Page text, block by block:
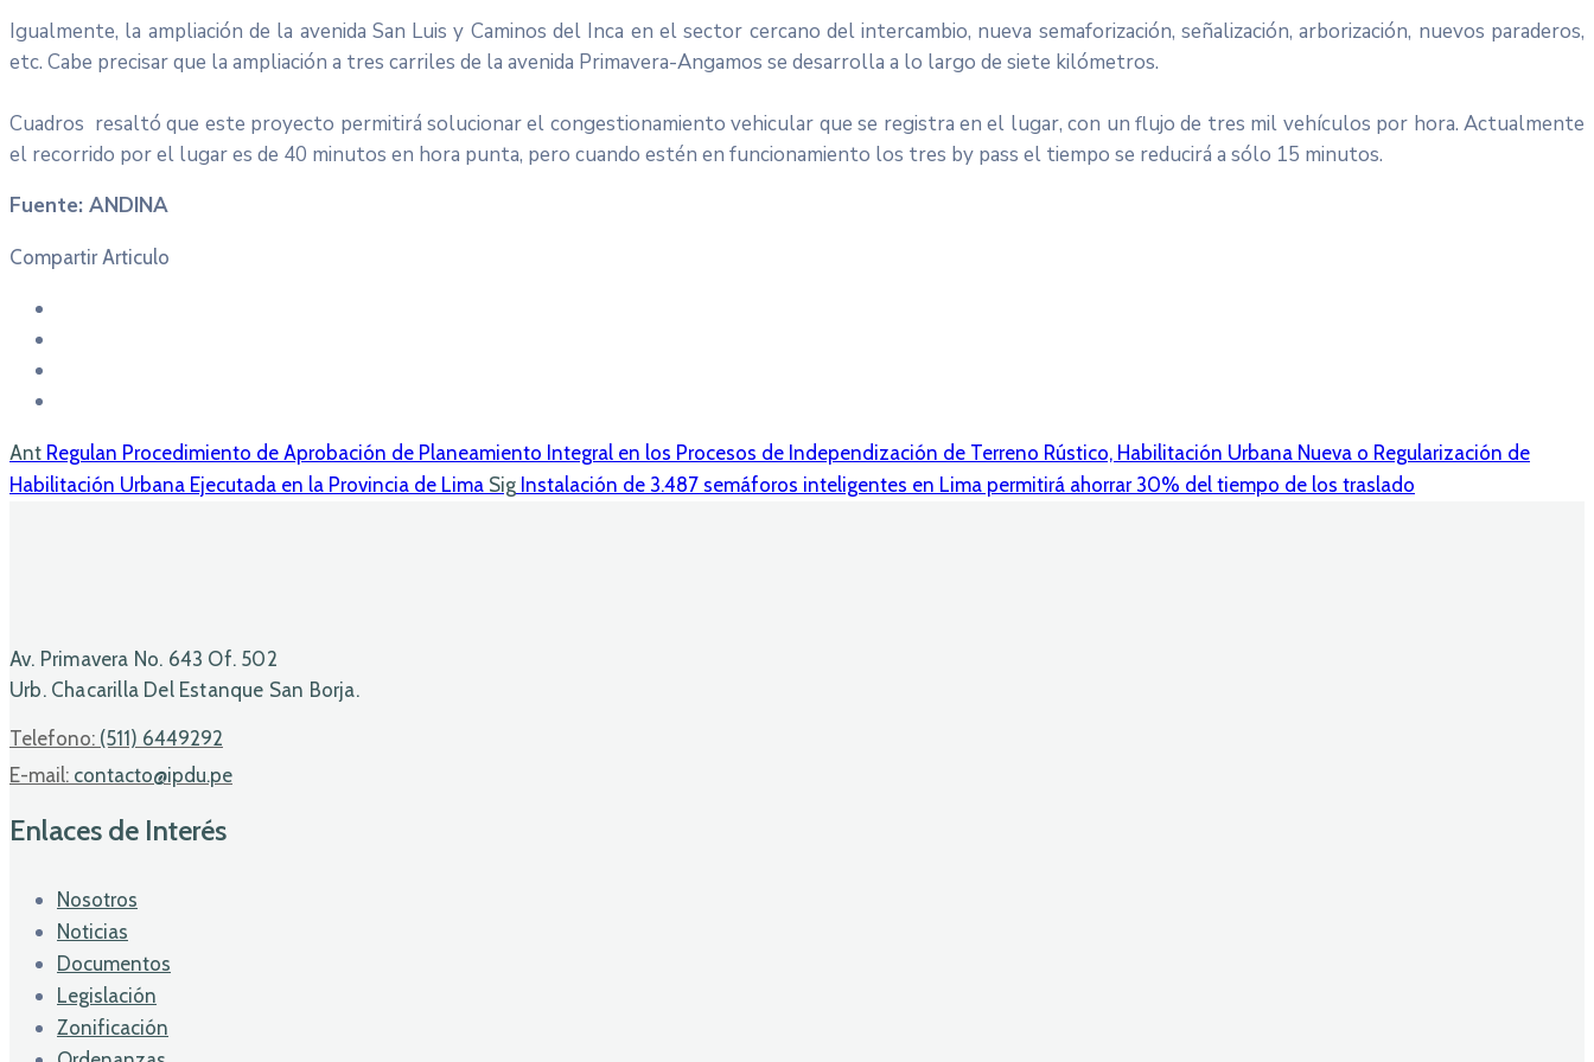
Igualmente, la ampliación de la avenida San Luis y Caminos del Inca en el sector cercano del intercambio, nueva semaforización, señalización, arborización, nuevos paraderos,
etc. Cabe precisar que la ampliación a tres carriles de la avenida Primavera-Angamos se desarrolla a lo largo de siete kilómetros.
Cuadros resaltó que este proyecto permitirá solucionar el congestionamiento vehicular que se registra en el lugar, con un flujo de tres mil vehículos por hora. Actualmente
el recorrido por el lugar es de 40 minutos en hora punta, pero cuando estén en funcionamiento los tres by pass el tiempo se reducirá a sólo 15 minutos.
Fuente: ANDINA
Compartir Articulo
Ant Regulan Procedimiento de Aprobación de Planeamiento Integral en los Procesos de Independización de Terreno Rústico, Habilitación Urbana Nueva o Regularización de
Habilitación Urbana Ejecutada en la Provincia de Lima Sig Instalación de 3.487 semáforos inteligentes en Lima permitirá ahorrar 30% del tiempo de los traslado
Av. Primavera No. 643 Of. 502
Urb. Chacarilla Del Estanque San Borja.
Telefono: (511) 6449292
E-mail: contacto@ipdu.pe
Enlaces de Interés
Nosotros
Noticias
Documentos
Legislación
Zonificación